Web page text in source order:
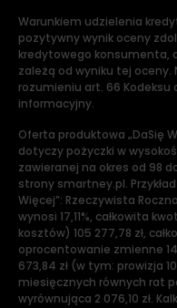
Warunkiem udzielenia
pozytywny wynik oceny
kredytowego konsumenta,
zależą od wyniku tej
rozumieniu art. 66 Kodeksu
informacyjny.
Oferta produktowa „DaSię
dotyczy pożyczki w
zawieranej na okres od 98
strony smartney.pl.
Więcej”: Rzeczywista
wynosi 17,11%, całkowita
kosztów) 105 277,78 zł,
oprocentowanie zmienne
673,84 zł (w tym: prowizja 10
miesięcznych równych rat
wyrównująca 2 076,10 zł.